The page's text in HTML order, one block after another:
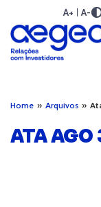
A+ A-
Home » Arquivos »
ATA